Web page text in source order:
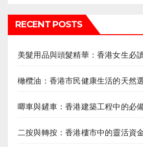
RECENT POSTS
美髮用品與頭髮精華：香港女生必
橄欖油：香港市民健康生活的天然
唧車與鏟車：香港建築工程中的必
二按與轉按：香港樓市中的靈活資